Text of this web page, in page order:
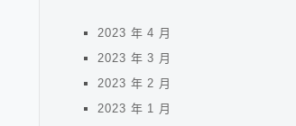
2023 年 4 月
2023 年 3 月
2023 年 2 月
2023 年 1 月